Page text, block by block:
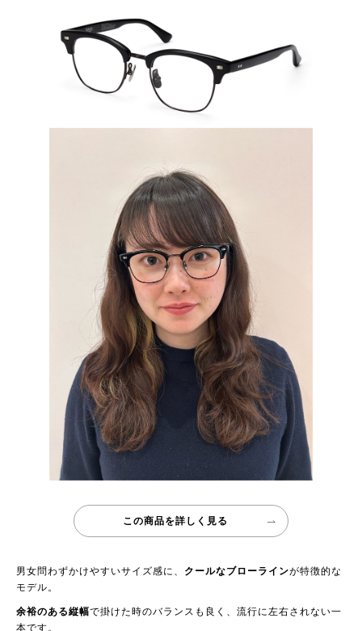
この商品を詳しく見る
男女問わずかけやすいサイズ感に、 クールなブローラインが特徴的な
モデル。
余裕のある縦幅で掛けた時のバランスも良く、流行に左右されない一
本です。